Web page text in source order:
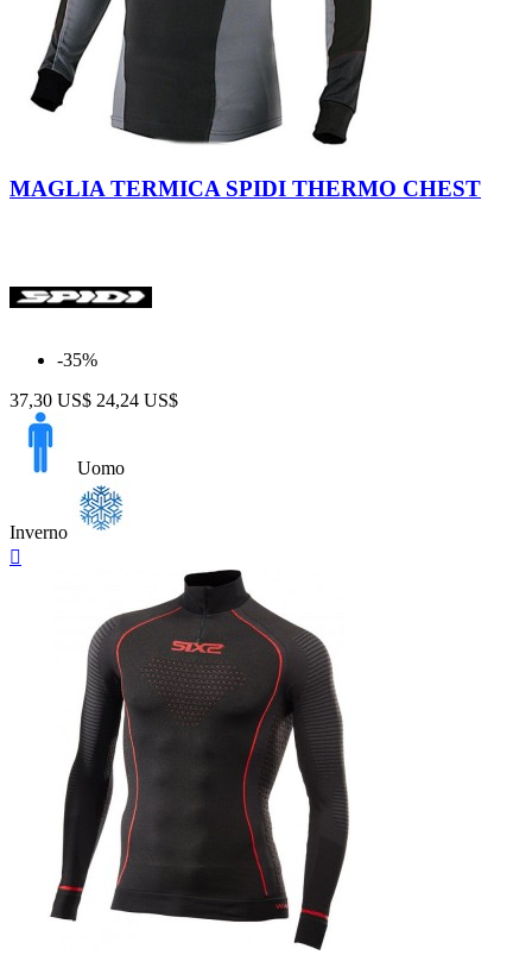
Antracite
MAGLIA TERMICA SPIDI THERMO CHEST
-35%
37,30 US$ 24,24 US$
Uomo
Inverno
